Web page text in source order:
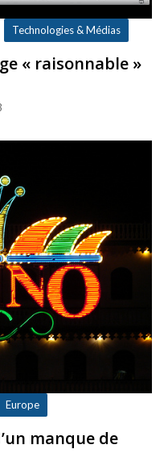
Technologies & Médias
« raisonnable »
Europe
manque de